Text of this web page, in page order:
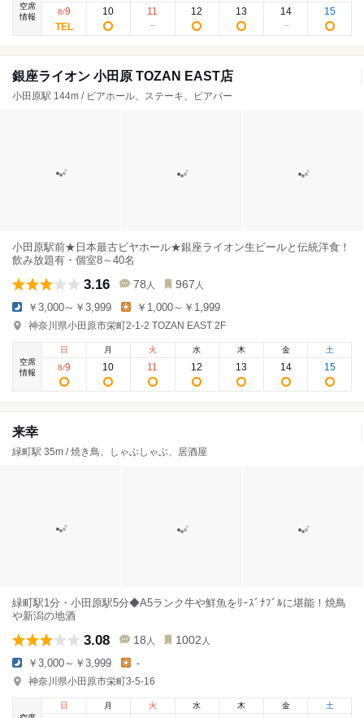
空席
情報
8/9 10 11 12 13 14 15
銀座ライオン 小田原 TOZAN EAST店
小田原駅 144m / ビアホール、ステーキ、ビアバー
小田原駅前★日本最古ビヤホール★銀座ライオン生ビールと伝統洋食！
飲み放題有・個室8～40名
3.16 78 人 967 人
￥3,000～￥3,999 ￥1,000～￥1,999
神奈川県小田原市栄町2-1-2 TOZAN EAST 2F
空席
情報
日
8/9
月
10
火
11
水
12
木
13
金
14
土
15
来幸
緑町駅 35m / 焼き鳥、しゃぶしゃぶ、居酒屋
緑町駅1分・小田原駅5分◆A5ランク牛や鮮魚をﾘｰｽﾞﾅﾌﾞﾙに堪能！焼鳥
や新潟の地酒
3.08 18 人 1002 人
￥3,000～￥3,999 -
神奈川県小田原市栄町3-5-16
日
月 火 水 木 金 土